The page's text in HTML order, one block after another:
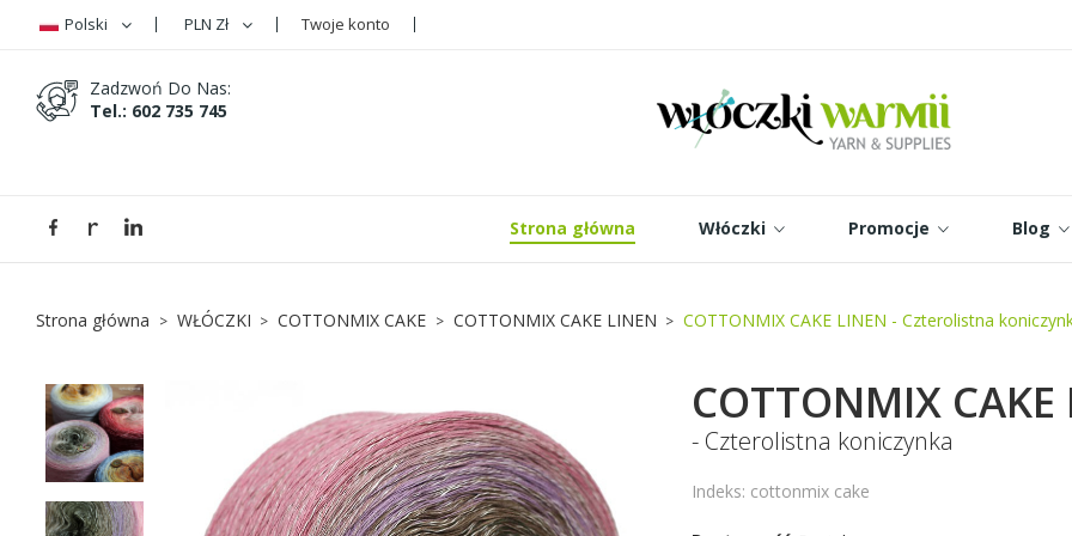
Utwórz nową listę
Anuluj Utwórz listę życzeń
Musisz być zalogowany by zapisać produkty na swojej liście życzeń.
Anuluj Zaloguj się
Polski PLN Zł Twoje konto
Zadzwoń Do Nas:
Tel.: 602 735 745
Strona główna Włóczki Promocje Blog
Strona główna WŁÓCZKI COTTONMIX CAKE COTTONMIX CAKE LINEN COTTONMIX CAKE LINEN - Czterolistna
COTTONMIX CAKE
- Czterolistna koniczynka
Indeks: cottonmix cake